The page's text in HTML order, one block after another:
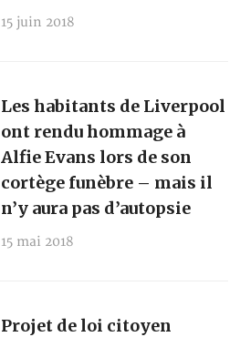
15 juin 2018
Les habitants de Liverpool
ont rendu hommage à
Alfie Evans lors de son
cortège funèbre – mais il
n’y aura pas d’autopsie
15 mai 2018
Projet de loi citoyen